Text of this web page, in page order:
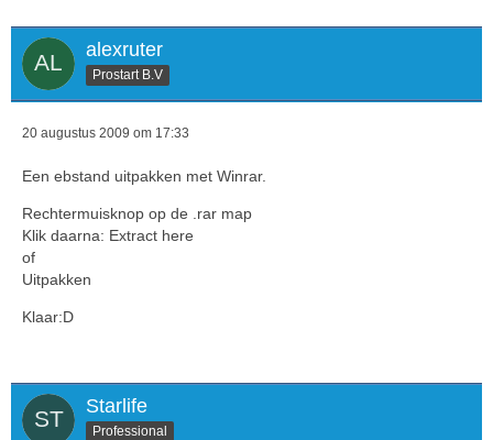
alexruter
Prostart B.V
20 augustus 2009 om 17:33
Een ebstand uitpakken met Winrar.
Rechtermuisknop op de .rar map
Klik daarna: Extract here
of
Uitpakken
Klaar:D
Starlife
Professional